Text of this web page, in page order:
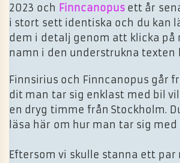
2023 och Finncanopusett år
i stort sett identiska och du kan
dem i detalj genom att klicka på
namn i den understrukna texten
Finnsirius och Finncanopus går
dit man tar sig enklast med bil
en dryg timme från Stockholm.
läsa här om hur man tar sig med
Eftersom vi skulle stanna ett par